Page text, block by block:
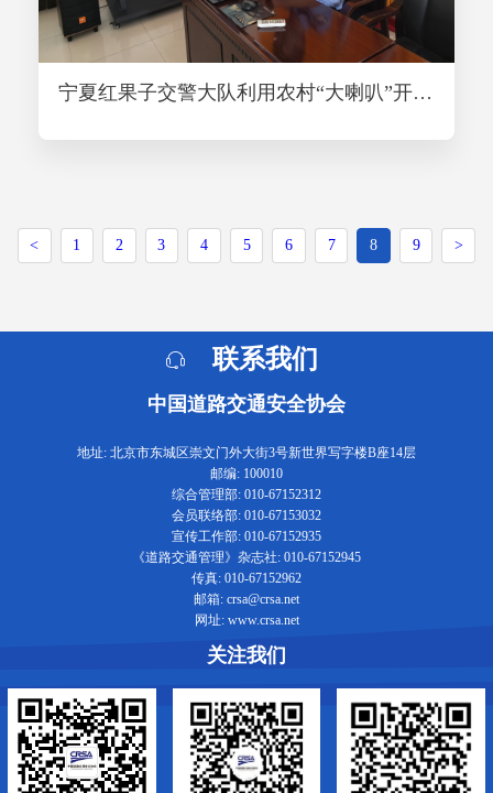
宁夏红果子交警大队利用农村“大喇叭”开展“一盔一带”主题宣传活动
< 1 2 3 4 5 6 7 8 9 >
联系我们
中国道路交通安全协会
地址: 北京市东城区崇文门外大街3号新世界写字楼B座14层
邮编: 100010
综合管理部: 010-67152312
会员联络部: 010-67153032
宣传工作部: 010-67152935
《道路交通管理》杂志社: 010-67152945
传真: 010-67152962
邮箱: crsa@crsa.net
网址: www.crsa.net
关注我们